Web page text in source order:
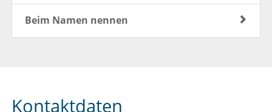
Beim Namen nennen
Kontaktdaten